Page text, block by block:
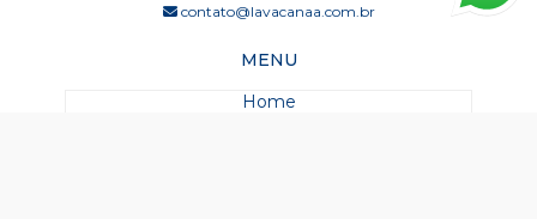
contato@lavacanaa.com.br
MENU
Home